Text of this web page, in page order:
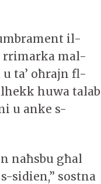
il-
rrimarka mal-
ta’ oħrajn fl-
huwa talab
u anke s-
naħsbu għal
sidien,” sostna